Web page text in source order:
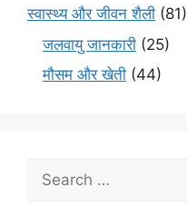
स्वास्थ्य और जीवन शैली (81)
जलवायु जानकारी (25)
मौसम और खेती (44)